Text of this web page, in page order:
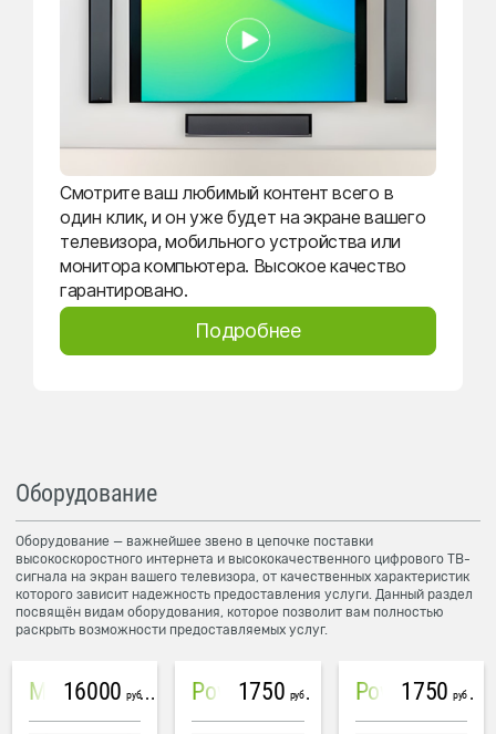
Смотрите ваш любимый контент всего в
один клик, и он уже будет на экране вашего
телевизора, мобильного устройства или
монитора компьютера. Высокое качество
гарантировано.
Подробнее
Оборудование
Оборудование — важнейшее звено в цепочке поставки
высокоскоростного интернета и высококачественного цифрового ТВ-
сигнала на экран вашего телевизора, от качественных характеристик
которого зависит надежность предоставления услуги. Данный раздел
посвящён видам оборудования, которое позволит вам полностью
раскрыть возможности предоставляемых услуг.
Mesh система TP-Link Deco M4 (3 устройства)
16000 руб PowerLine Tenda PH6
1750 руб PowerLine TP-Link AV600
1750 руб